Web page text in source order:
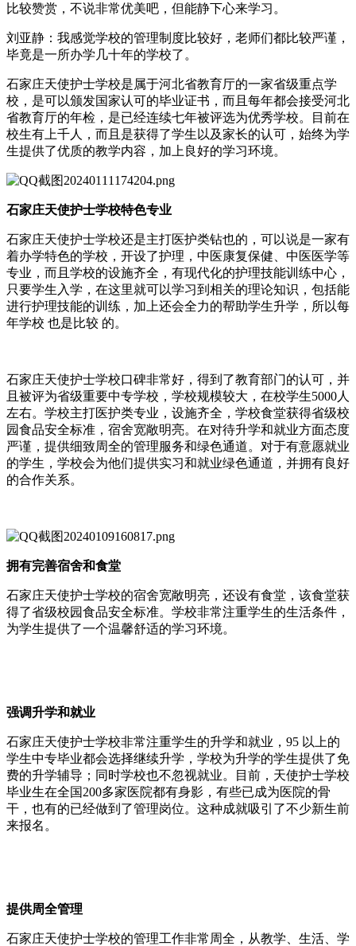
比较赞赏，不说非常优美吧，但能静下心来学习。
刘亚静：我感觉学校的管理制度比较好，老师们都比较严谨，
毕竟是一所办学几十年的学校了。
石家庄天使护士学校是属于河北省教育厅的一家省级重点学
校，是可以颁发国家认可的毕业证书，而且每年都会接受河北
省教育厅的年检，是已经连续七年被评选为优秀学校。目前在
校生有上千人，而且是获得了学生以及家长的认可，始终为学
生提供了优质的教学内容，加上良好的学习环境。
石家庄天使护士学校特色专业
石家庄天使护士学校还是主打医护类钻也的，可以说是一家有
着办学特色的学校，开设了护理，中医康复保健、中医医学等
专业，而且学校的设施齐全，有现代化的护理技能训练中心，
只要学生入学，在这里就可以学习到相关的理论知识，包括能
进行护理技能的训练，加上还会全力的帮助学生升学，所以每
年学校 也是比较 的。
石家庄天使护士学校口碑非常好，得到了教育部门的认可，并
且被评为省级重要中专学校，学校规模较大，在校学生5000人
左右。学校主打医护类专业，设施齐全，学校食堂获得省级校
园食品安全标准，宿舍宽敞明亮。在对待升学和就业方面态度
严谨，提供细致周全的管理服务和绿色通道。对于有意愿就业
的学生，学校会为他们提供实习和就业绿色通道，并拥有良好
的合作关系。
拥有完善宿舍和食堂
石家庄天使护士学校的宿舍宽敞明亮，还设有食堂，该食堂获
得了省级校园食品安全标准。学校非常注重学生的生活条件，
为学生提供了一个温馨舒适的学习环境。
强调升学和就业
石家庄天使护士学校非常注重学生的升学和就业，95 以上的
学生中专毕业都会选择继续升学，学校为升学的学生提供了免
费的升学辅导；同时学校也不忽视就业。目前，天使护士学校
毕业生在全国200多家医院都有身影，有些已成为医院的骨
干，也有的已经做到了管理岗位。这种成就吸引了不少新生前
来报名。
提供周全管理
石家庄天使护士学校的管理工作非常周全，从教学、生活、学